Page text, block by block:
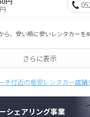
ら、安い順に安いレンタカーを
さらに表示
チ付近の格安レンタカー店舗
シェアリング事業